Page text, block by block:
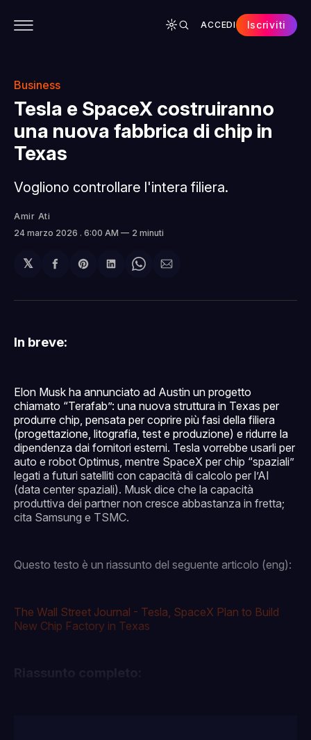
ACCEDI Iscriviti
Business
Tesla e SpaceX costruiranno
una nuova fabbrica di chip in
Texas
Vogliono controllare l'intera filiera.
Amir Ati
24 marzo 2026 . 6:00 AM 2 minuti
𝕏
Condividi
Facebook
Share
Pinterest
Condividi
LinkedIn
Share
WhatsApp
Condividi
email
In breve:
Elon Musk ha annunciato ad Austin un progetto
chiamato “Terafab”: una nuova struttura in Texas per
produrre chip, pensata per coprire più fasi della filiera
(progettazione, litografia, test e produzione) e ridurre la
dipendenza dai fornitori esterni. Tesla vorrebbe usarli per
auto e robot Optimus, mentre SpaceX per chip “spaziali”
legati a futuri satelliti con capacità di calcolo per l’AI
(data center spaziali). Musk dice che la capacità
produttiva dei partner non cresce abbastanza in fretta;
cita Samsung e TSMC.
Questo testo è un riassunto del seguente articolo (eng):
The Wall Street Journal - Tesla, SpaceX Plan to Build
New Chip Factory in Texas